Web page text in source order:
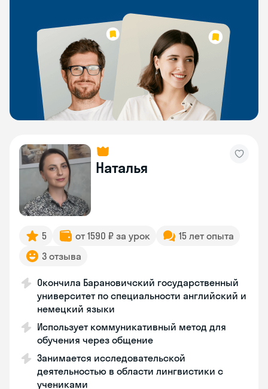
Наталья
5 от 1590 ₽ за урок
15 лет опыта
3 отзыва
Окончила Барановичский государственный
университет по специальности английский и
немецкий языки
Использует коммуникативный метод для
обучения через общение
Занимается исследовательской
деятельностью в области лингвистики с
учениками